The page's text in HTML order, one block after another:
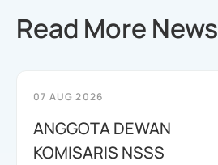
Read More News
07 AUG 2026
ANGGOTA DEWAN
KOMISARIS NSSS